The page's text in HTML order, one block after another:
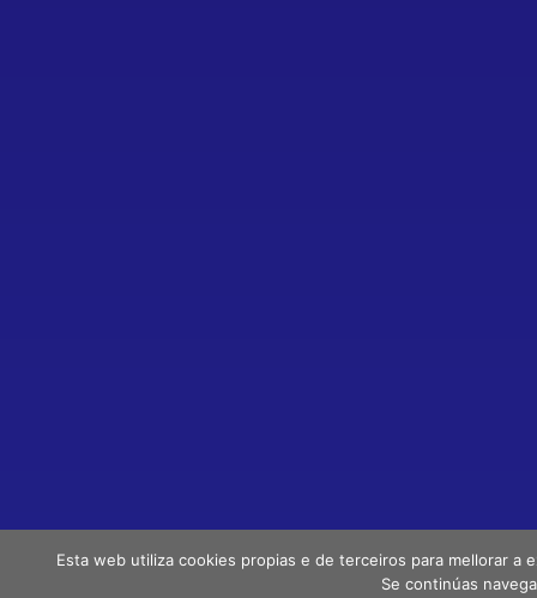
Esta web utiliza cookies propias e de terceiros para mellorar a
Se continúas